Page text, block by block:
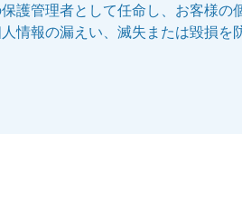
護管理者として任命し、お客様の
情報の漏えい、滅失または毀損を